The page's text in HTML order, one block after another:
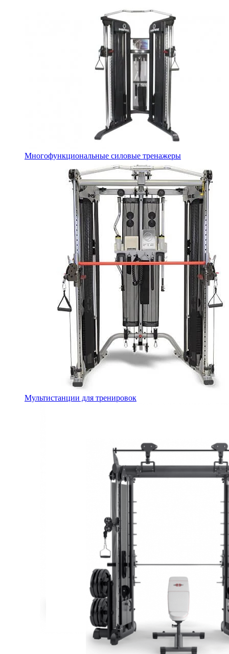
Многофункциональные силовые тренажеры
Мультистанции для тренировок